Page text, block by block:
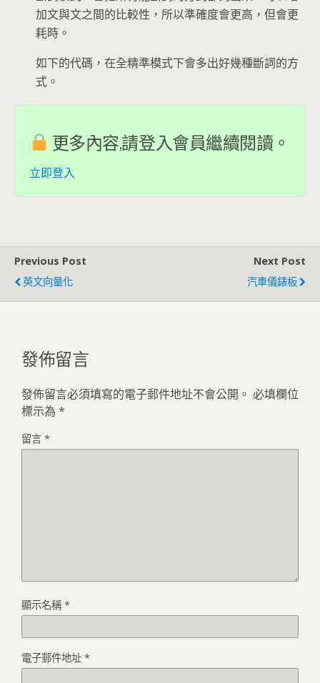
加文與文之間的比較性，所以準確度會更高，但會更
耗時。
如下的代碼，在全精準模式下會多出好幾種斷詞的方
式。
更多內容,請登入會員繼續閱讀。
立即登入
Previous Post
英文向量化
Next Post
汽車儀錶板
發佈留言
發佈留言必須填寫的電子郵件地址不會公開。 必填欄位
標示為 *
留言 *
顯示名稱 *
電子郵件地址 *